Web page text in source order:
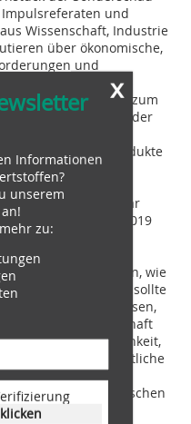
und
Wissenschaft, Industrie
über ökonomische,
und
wir auch das
Der VDMA wird hier zum
in der
von der
der Kunststoffprodukte
und der
Produktion. Zum
Besucher erlebbar
VDMA auf der K 2019
Erzeugern,
detailliert aufzeigen, wie
Last but not least sollte
K 2019 nicht verpassen,
und Wirtschaft
die Möglichkeit,
über wissenschaftliche
und
Erfahrungen zwischen
x
Informationen
unserem
zu: